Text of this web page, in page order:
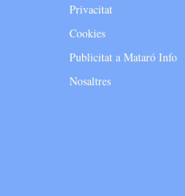
Privacitat
Cookies
Publicitat a Mataró Info
Nosaltres